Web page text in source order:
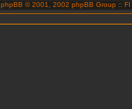
phpBB © 2001, 2002 phpBB Group :: FI